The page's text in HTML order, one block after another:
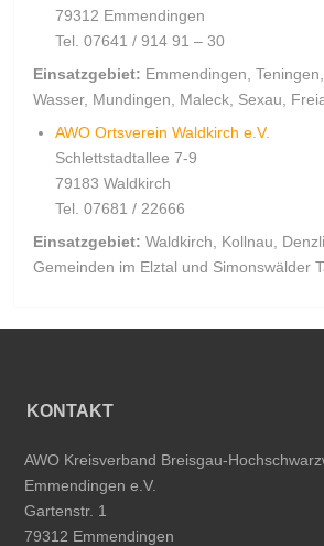
79312 Emmendingen
Tel. 07641 / 914 91 – 30
Einsatzgebiet: Emmendingen,
Wasser, Mundingen, Maleck, Sexau,
AWO Ortsverein Waldkirch e.V.
Schlettstadtallee 7-9
79183 Waldkirch
Tel. 07681 / 22666
Einsatzgebiet: Waldkirch, Kollnau,
Gemeinden im Elztal und Simonswälder
KONTAKT
AWO Kreisverband Breisgau-
Emmendingen e.V.
Gartenstr. 1
79312 Emmendingen